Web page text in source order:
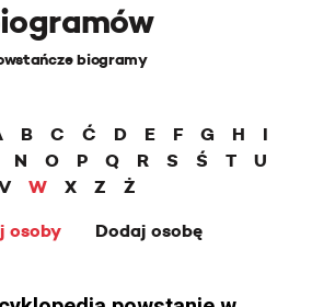
biogramy
B C Ć D E F G H
I
N O P Q R S Ś T
U
W X Z
Ż
osoby
Dodaj osobę